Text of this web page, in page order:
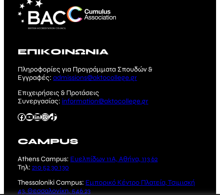
ΕΠΙΚΟΙΝΩΝΙΑ
Πληροφορίες για Προγράμματα Σπουδών &
Εγγραφές: admissions@aktocollege.gr
Επιχειρήσεις & Προτάσεις
Συνεργασίας: information@aktocollege.gr
Facebook YouTube Linkedin InstagramTikTok
CAMPUS
Athens Campus: Ευελπίδων 11Α, Αθήνα, 113 62
Τηλ: 210 52 30 130
Thessaloniki Campus: Εμπορικό Κέντρο Πλατεία, Τσιμισκή
43, Θεσσαλονίκη, 546 23